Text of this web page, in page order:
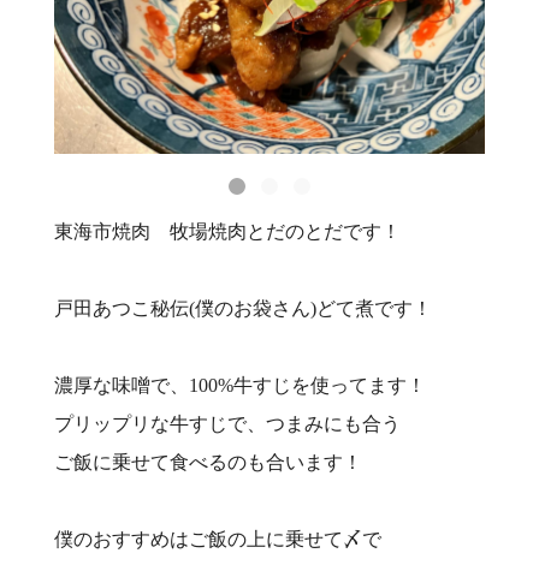
東海市焼肉 牧場焼肉とだのとだです！
戸田あつこ秘伝(僕のお袋さん)どて煮です！
濃厚な味噌で、100%牛すじを使ってます！
プリップリな牛すじで、つまみにも合う
ご飯に乗せて食べるのも合います！
僕のおすすめはご飯の上に乗せて〆で